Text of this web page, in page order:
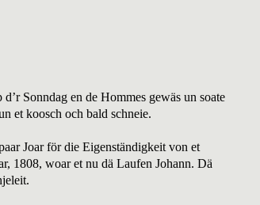
Sonndag en de Hommes gewäs un soate
et koosch och bald schneie.
Joar för die Eigenständigkeit von et
1808, woar et nu dä Laufen Johann. Dä